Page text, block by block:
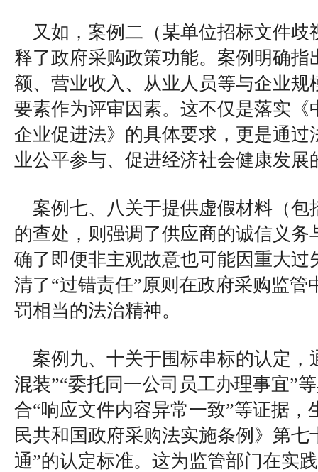
又如，案例二（某单位招标文件歧
释了政府采购政策功能。案例明确指
额、营业收入、从业人员等与企业规
要素作为评审因素。这不仅是落实《
企业促进法》的具体要求，更是通过
业公平参与、促进经济社会健康发展
案例七、八关于提供虚假材料（包
的查处，则强调了供应商的诚信义务
确了即便非主观故意也可能因重大过
清了“过错责任”原则在政府采购监管
罚相当的法治精神。
案例九、十关于围标串标的认定，
混装”“委托同一公司员工办理事宜”
合“响应文件内容异常一致”等证据，
民共和国政府采购法实施条例》第七
通”的认定标准。这为监管部门在实